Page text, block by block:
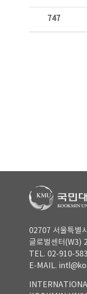
747
02707 서울특별
글로벌센터(W3)
TEL. 02-910-
E-MAIL.